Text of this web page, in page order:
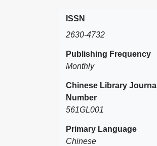
ISSN
2630-4732
Publishing Frequency
Monthly
Chinese Library Journal
Number
561GL001
Primary Language
Chinese